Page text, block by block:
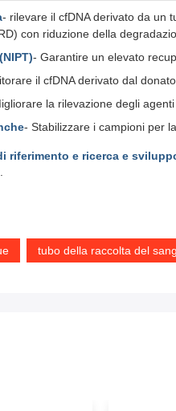
- rilevare il cfDNA derivato da un
con riduzione della
- Garantire un elevato
il cfDNA derivato dal
la rilevazione degli
- Stabilizzare i campioni per
riferimento e ricerca e
tubo della raccolta del